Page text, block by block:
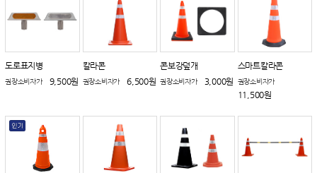
도로표지병
권장소비자가 9,500원
칼라콘
권장소비자가 6,500원
콘보강덮개
권장소비자가 3,000원
스마트칼라콘
권장소비자가
11,500원